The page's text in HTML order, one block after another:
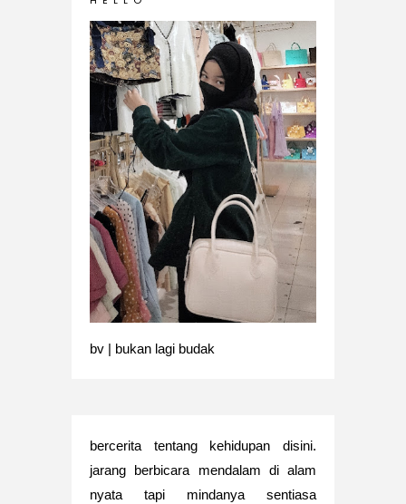
bv | bukan lagi budak
bercerita tentang kehidupan disini.
jarang berbicara mendalam di alam
nyata tapi mindanya sentiasa